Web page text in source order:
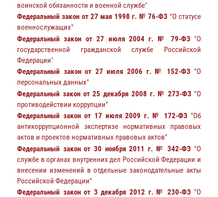
воинской обязанности и военной службе"
Федеральный закон от 27 мая 1998 г. № 76-ФЗ "О статусе
военнослужащих"
Федеральный закон от 27 июля 2004 г. № 79-ФЗ"О
государственной гражданской службе Российской
Федерации"
Федеральный закон от 27 июля 2006 г. № 152-ФЗ "О
персональных данных"
Федеральный закон от 25 декабря 2008 г. № 273-ФЗ "О
противодействии коррупции"
Федеральный закон от 17 июля 2009 г. № 172-ФЗ "Об
антикоррупционной экспертизе нормативных правовых
актов и проектов нормативных правовых актов"
Федеральный закон от 30 ноября 2011 г. № 342-ФЗ "О
службе в органах внутренних дел Российской Федерации и
внесении изменений в отдельные законодательные акты
Российской Федерации"
Федеральный закон от 3 декабря 2012 г. № 230-ФЗ "О